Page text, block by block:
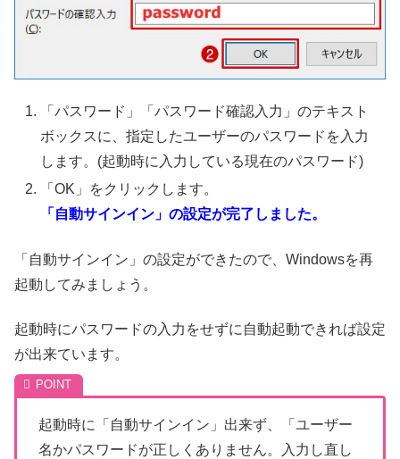
「パスワード」「パスワード確認入力」のテキスト
ボックスに、指定したユーザーのパスワードを入力
します。(起動時に入力している現在のパスワード)
「OK」をクリックします。
「自動サインイン」の設定が完了しました。
「自動サインイン」の設定ができたので、Windowsを再
起動してみましょう。
起動時にパスワードの入力をせずに自動起動できれば設定
が出来ています。
起動時に「自動サインイン」出来ず、「ユーザー
名かパスワードが正しくありません。入力し直し